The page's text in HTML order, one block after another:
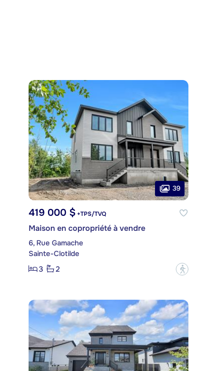
39
419 000 $ +TPS/TVQ
Maison en copropriété à vendre
6, Rue Gamache
Sainte-Clotilde
3
2 ?